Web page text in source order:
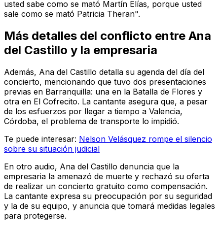
usted sabe como se mató Martín Elías, porque usted
sale como se mató Patricia Theran".
Más detalles del conflicto entre Ana
del Castillo y la empresaria
Además, Ana del Castillo detalla su agenda del día del
concierto, mencionando que tuvo dos presentaciones
previas en Barranquilla: una en la Batalla de Flores y
otra en El Cofrecito. La cantante asegura que, a pesar
de los esfuerzos por llegar a tiempo a Valencia,
Córdoba, el problema de transporte lo impidió.
Te puede interesar: Nelson Velásquez rompe el silencio
sobre su situación judicial
En otro audio, Ana del Castillo denuncia que la
empresaria la amenazó de muerte y rechazó su oferta
de realizar un concierto gratuito como compensación.
La cantante expresa su preocupación por su seguridad
y la de su equipo, y anuncia que tomará medidas legales
para protegerse.